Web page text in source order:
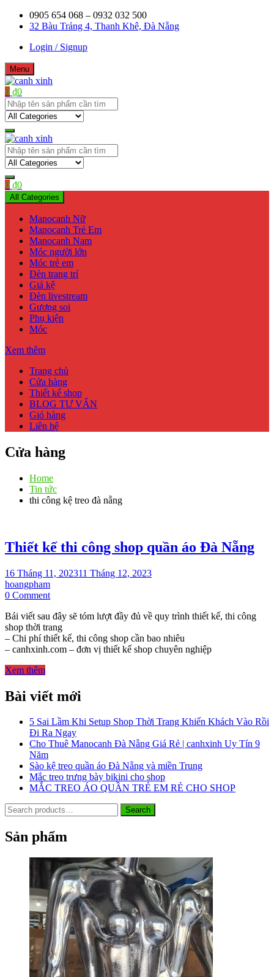
Skip
0905 654 068 – 0932 032 500
32 Bàu Trảng 4, Thanh Khê, Đà Nẵng
Login / Signup
Menu
canh xinh
Shop bán manơcanh, phụ kiện mở shop
0 ₫0
canh xinh
Shop bán manơcanh, phụ kiện mở shop
0 ₫0
All Categories
Manocanh Nữ
Manocanh Trẻ Em
Manocanh Nam
Móc người lớn
Móc trẻ em
Đèn trang trí
Giá kệ
Đèn livestream
Gương soi
Phụ kiện
Móc
Xem thêm
Trang chủ
Cửa hàng
Thiết kế shop
BLOG TƯ VẤN
Giỏ hàng
Liên hệ
Cửa hàng
Home
Tin tức
thi công kệ treo đà nẵng
Thiết kế thi công shop quần áo Đà Nẵng
16 Tháng 11, 202311 Tháng 12, 2023
hoangpham
0 Commenton
kế
thi
công
shop
Nẵng
Bái viết sau đây sẽ tóm lượt đầy đủ về quy trình thiết kế, thi công
shop thời trang
– Chi phí thiết kế, thi công shop cần bao nhiêu
– canhxinh.com – đơn vị thiết kế shop chuyên nghiệp
Xem thêm
Bài viết mới
5 Sai Lầm Khi Setup Shop Thời Trang Khiến Khách Vào Rồi
Đi Ra Ngay
Cho Thuê Manocanh Đà Nẵng Giá Rẻ | canhxinh Uy Tín 9
Năm
Sào kệ treo quần áo Đà Nẵng và miền Trung
Mắc treo trưng bày bikini cho shop
MẮC TREO ÁO QUẦN TRẺ EM RẺ CHO SHOP
Search
for:
Search
Sản phẩm